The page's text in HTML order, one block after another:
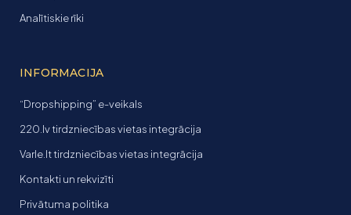
Analītiskie rīki
INFORMACIJA
“Dropshipping” e-veikals
220.lv tirdzniecības vietas integrācija
Varle.lt tirdzniecības vietas integrācija
Kontakti un rekvizīti
Privātuma politika